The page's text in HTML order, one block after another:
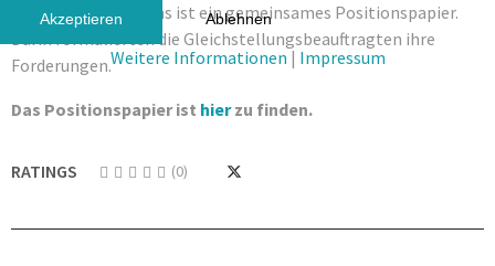
Ergebnis des Treffens ist ein gemeinsames Positionspapier.
Darin formulierten die Gleichstellungsbeauftragten ihre
Forderungen.
Das Positionspapier ist hierzu finden.
RATINGS (0)
Akzeptieren Ablehnen
Weitere Informationen | Impressum